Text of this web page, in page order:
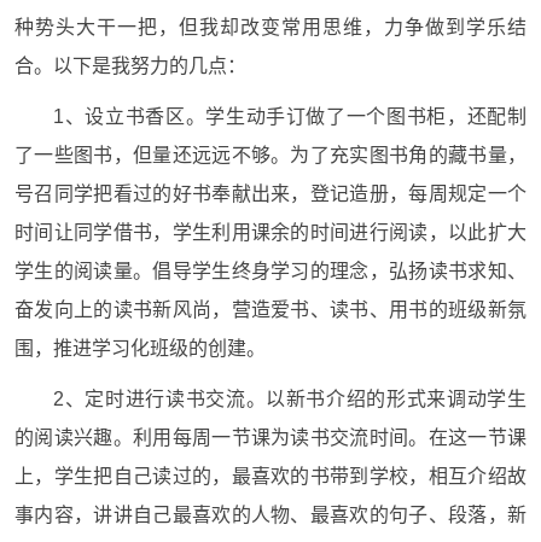
种势头大干一把，但我却改变常用思维，力争做到学乐结
合。以下是我努力的几点：
1、设立书香区。学生动手订做了一个图书柜，还配制
了一些图书，但量还远远不够。为了充实图书角的藏书量，
号召同学把看过的好书奉献出来，登记造册，每周规定一个
时间让同学借书，学生利用课余的时间进行阅读，以此扩大
学生的阅读量。倡导学生终身学习的理念，弘扬读书求知、
奋发向上的读书新风尚，营造爱书、读书、用书的班级新氛
围，推进学习化班级的创建。
2、定时进行读书交流。以新书介绍的形式来调动学生
的阅读兴趣。利用每周一节课为读书交流时间。在这一节课
上，学生把自己读过的，最喜欢的书带到学校，相互介绍故
事内容，讲讲自己最喜欢的人物、最喜欢的句子、段落，新